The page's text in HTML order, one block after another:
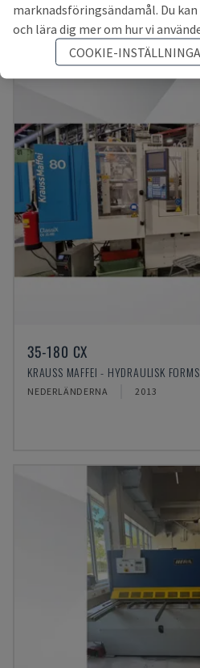
35-180 CX
KRAUSS MAFFEI - HYDRAULISK
NEDERLÄNDERNA 2013
marknadsföringsändamål. Du
och lära dig mer om hur vi
COOKIE-